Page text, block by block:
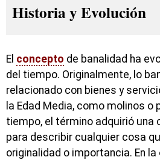
Historia y Evolución
El concepto de banalidad ha
del tiempo. Originalmente, lo
relacionado con bienes y
la Edad Media, como molinos o
tiempo, el término adquirió una
para describir cualquier cosa
originalidad o importancia. En la